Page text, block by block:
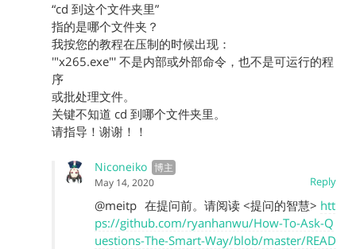
“cd 到这个文件夹里”
指的是哪个文件夹？
我按您的教程在压制的时候出现：
'"x265.exe"' 不是内部或外部命令，也不是可运行的程
序
或批处理文件。
关键不知道 cd 到哪个文件夹里。
请指导！谢谢！！
Niconeiko
Reply
May 14, 2020
@meitp 在提问前。请阅读 <提问的智慧> htt
ps://github.com/ryanhanwu/How-To-Ask-Q
uestions-The-Smart-Way/blob/master/READ